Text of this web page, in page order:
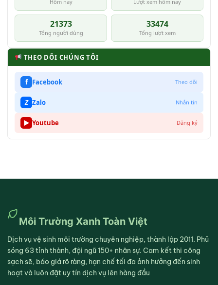
Hôm nay Lượt xem hôm nay
21373
Tổng người dùng
33474
Tổng lượt xem
THEO DÕI CHÚNG TÔI
f Facebook Theo dõi
Z Zalo Nhắn tin
▶ Youtube Đăng ký
Môi Trường Xanh Toàn Việt
Dịch vụ vệ sinh môi trường chuyên nghiệp, thành lập 2011. Phủ
sóng 63 tỉnh thành, đội ngũ 150+ nhân sự. Cam kết thi công
sạch sẽ, báo giá rõ ràng, hạn chế tối đa ảnh hưởng đến sinh
hoạt và luôn đặt uy tín dịch vụ lên hàng đầu